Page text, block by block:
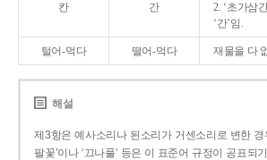
칸 간
2. ‘초가삼
‘간’임.
털어-먹다 떨어-먹다 재물을 다
해설
제3항은 예사소리나 된소리가 거센소리로 변한 경
팔꽃’이나 ‘끄나풀’ 등은 이 표준어 규정이 공표되